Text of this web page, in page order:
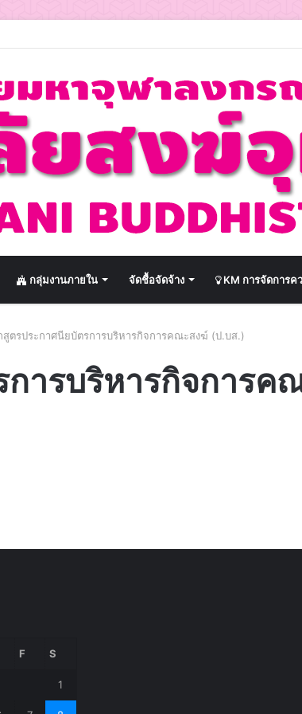
กลุ่มงานภายใน จัดชื้อจัดจ้าง KM การจัดการค
สูตรประกาศนียบัตรการบริหารกิจการคณะสงฆ์ (ป.บส.)
ารบริหารกิจการ
F S
1